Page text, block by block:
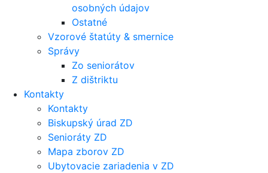
osobných údajov
Ostatné
Vzorové štatúty & smernice
Správy
Zo seniorátov
Z dištriktu
Kontakty
Kontakty
Biskupský úrad ZD
Senioráty ZD
Mapa zborov ZD
Ubytovacie zariadenia v ZD